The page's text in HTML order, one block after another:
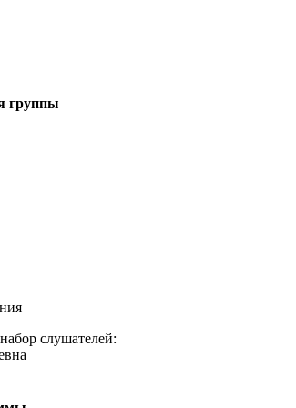
группы
слушателей: